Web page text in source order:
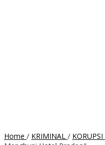
Home / KRIMINAL / KORUPSI